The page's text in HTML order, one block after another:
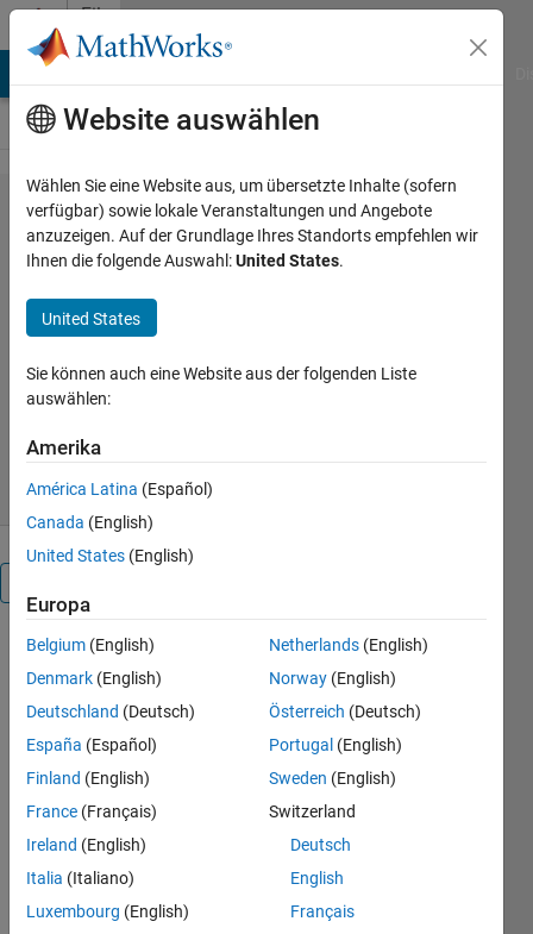
Weiter zum Inhalt
File
Exchange
Simple finger
normalisation
Aligns the finger to the centre of the
Bram Ton
23. Mär 2012
Simple finger
normalisation,
finger to the
centre of the
image using
transformation.
Elliptic
projection
described in
Website auswählen
Wählen Sie eine Website aus, um übersetzte Inhalte (sofern
verfügbar) sowie lokale Veranstaltungen und Angebote
anzuzeigen. Auf der Grundlage Ihres Standorts empfehlen wir
Ihnen die folgende Auswahl:United States.
United States
Sie können auch eine Website aus der folgenden Liste
auswählen:
Amerika
América Latina (Español)
Canada (English)
United States (English)
Europa
Belgium (English)
Denmark (English)
Deutschland (Deutsch)
España (Español)
Finland (English)
France (Français)
Ireland (English)
Italia (Italiano)
Luxembourg (English)
Netherlands (English)
Norway (English)
Österreich (Deutsch)
Portugal (English)
Sweden (English)
Switzerland
Deutsch
English
Français